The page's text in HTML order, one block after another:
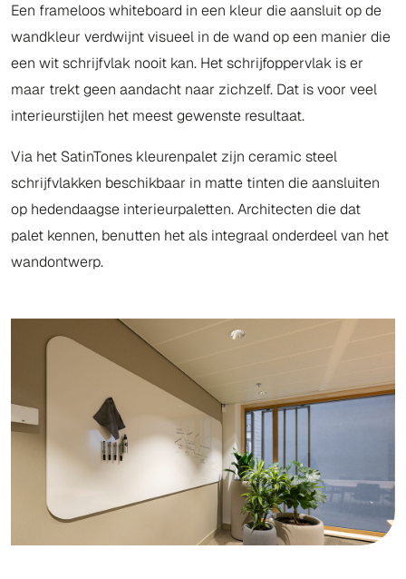
Een frameloos whiteboard in een kleur die aansluit op de
wandkleur verdwijnt visueel in de wand op een manier die
een wit schrijfvlak nooit kan. Het schrijfoppervlak is er
maar trekt geen aandacht naar zichzelf. Dat is voor veel
interieurstijlen het meest gewenste resultaat.
Via het SatinTones kleurenpalet zijn ceramic steel
schrijfvlakken beschikbaar in matte tinten die aansluiten
op hedendaagse interieurpaletten. Architecten die dat
palet kennen, benutten het als integraal onderdeel van het
wandontwerp.